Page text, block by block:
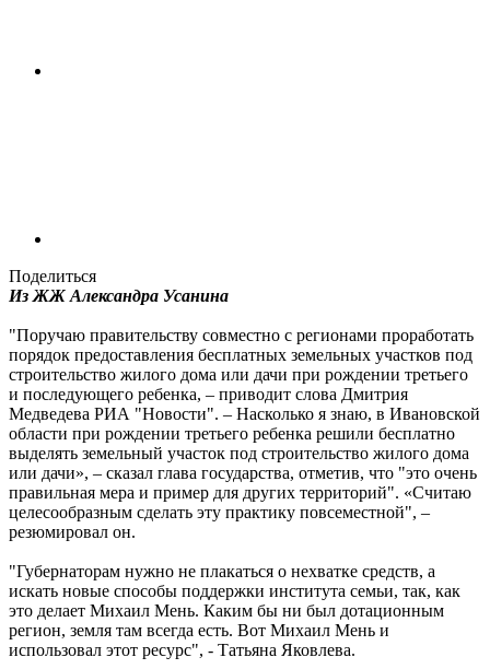
Поделиться
Из ЖЖ Александра Усанина
"Поручаю правительству совместно с регионами проработать
порядок предоставления бесплатных земельных участков под
строительство жилого дома или дачи при рождении третьего
и последующего ребенка, – приводит слова Дмитрия
Медведева РИА "Новости". – Насколько я знаю, в Ивановской
области при рождении третьего ребенка решили бесплатно
выделять земельный участок под строительство жилого дома
или дачи», – сказал глава государства, отметив, что "это очень
правильная мера и пример для других территорий". «Считаю
целесообразным сделать эту практику повсеместной", –
резюмировал он.
"Губернаторам нужно не плакаться о нехватке средств, а
искать новые способы поддержки института семьи, так, как
это делает Михаил Мень. Каким бы ни был дотационным
регион, земля там всегда есть. Вот Михаил Мень и
использовал этот ресурс", - Татьяна Яковлева.